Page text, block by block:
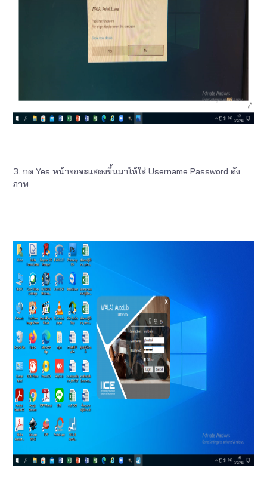
3. กด Yes หน้าจอจะแสดงขึ้นมาให้ใส่ Username Password ดัง
ภาพ